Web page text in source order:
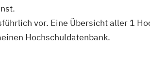
vor. Eine Übersicht aller 1
Hochschuldatenbank.